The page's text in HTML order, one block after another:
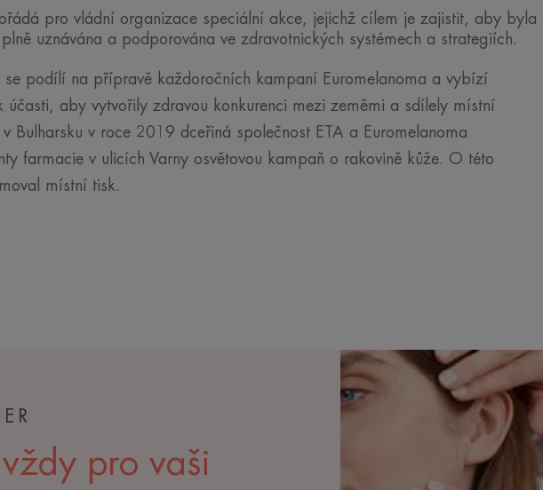
pro vládní organizace speciální akce, jejichž cílem je zajistit, aby byla
uznávána a podporována ve zdravotnických systémech a strategiích.
se podílí na přípravě každoročních kampaní Euromelanoma a vybízí
účasti, aby vytvořily zdravou konkurenci mezi zeměmi a sdílely místní
Bulharsku v roce 2019 dceřiná společnost ETA a Euromelanoma
farmacie v ulicích Varny osvětovou kampaň o rakovině kůže. O této
místní tisk.
vždy pro vaši